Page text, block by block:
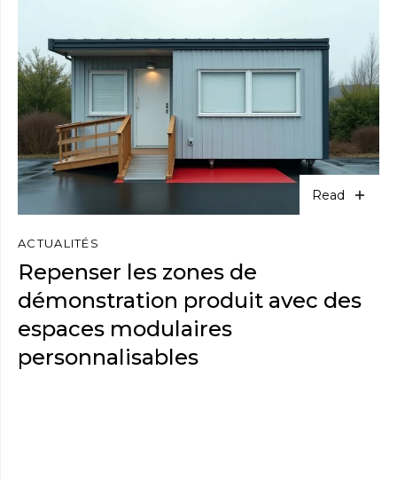
Read
ACTUALITÉS
Repenser les zones de
démonstration produit avec des
espaces modulaires
personnalisables